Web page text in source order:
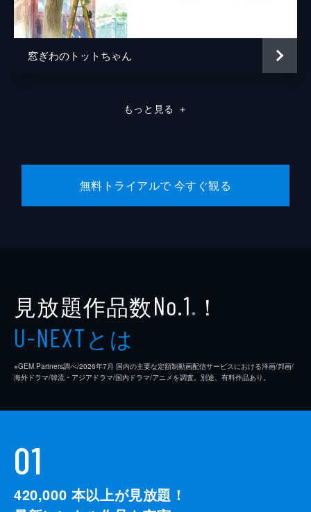
窓ぎわのトットちゃん
もっと見る ＋
無料トライアルで 今すぐ観る
見放題作品数No.1 ※ ！
U-NEXTとは
※GEM Partners調べ/2026年7⽉ 国内の主要な定額制動画配信サービスにおける洋画/邦画/
海外ドラマ/韓流・アジアドラマ/国内ドラマ/アニメを調査。別途、有料作品あり。
01
420,000 本以上が見放題！